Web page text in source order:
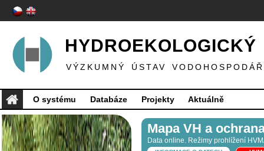
VÝZKUMNÝ ÚSTAV
O systému Databáze Projekty Aktuálně